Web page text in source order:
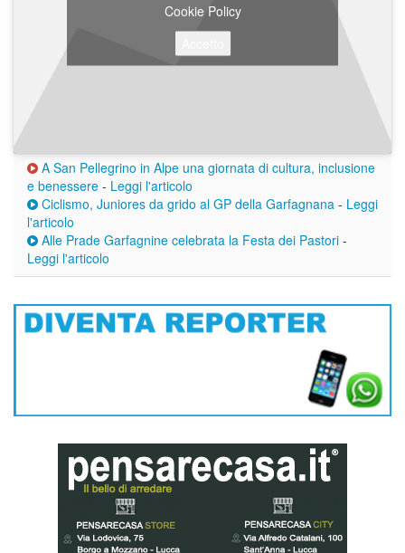
Cookie Policy
A San Pellegrino in Alpe una giornata di cultura, inclusione
e benessere - Leggi l'articolo
Ciclismo, Juniores da grido al GP della Garfagnana - Leggi
l'articolo
Alle Prade Garfagnine celebrata la Festa dei Pastori -
Leggi l'articolo